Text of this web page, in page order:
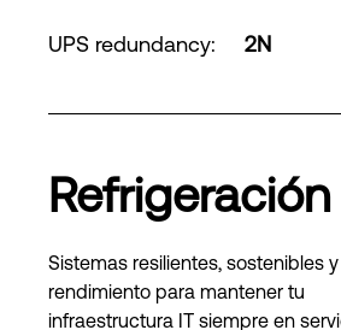
UPS redundancy: 2N
Refrigeración
Sistemas resilientes, sostenibles
rendimiento para mantener tu
infraestructura IT siempre en